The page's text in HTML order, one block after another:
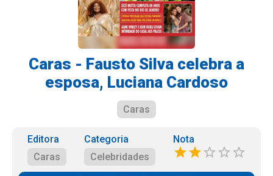
Caras - Fausto Silva celebra a
esposa, Luciana Cardoso
Caras
Editora
Caras
Categoria
Celebridades
Nota